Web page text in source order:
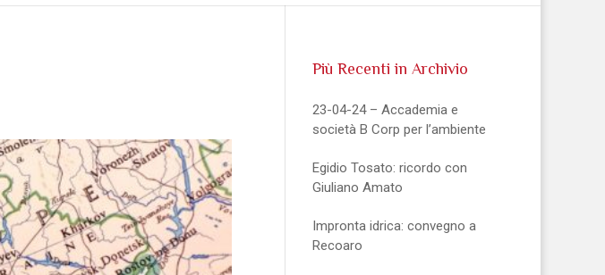
Più Recenti in Archivio
23-04-24 – Accademia e
società B Corp per l’ambiente
Egidio Tosato: ricordo con
Giuliano Amato
Impronta idrica: convegno a
Recoaro